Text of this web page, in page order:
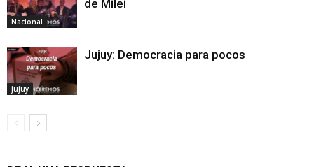
Nacional
de Milei
jujuy
Jujuy: Democracia para pocos